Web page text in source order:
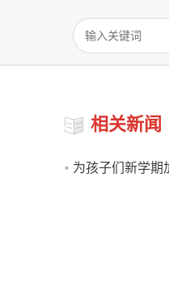
相关新闻
为孩子们新学期